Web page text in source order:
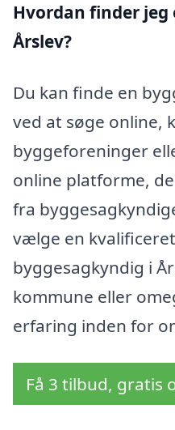
Hvordan finder jeg
Årslev?
Du kan finde en
ved at søge online,
byggeforeninger
online platforme,
fra
vælge en
byggesagkyndig i
kommune eller
erfaring inden for
Få 3 tilbud, gratis